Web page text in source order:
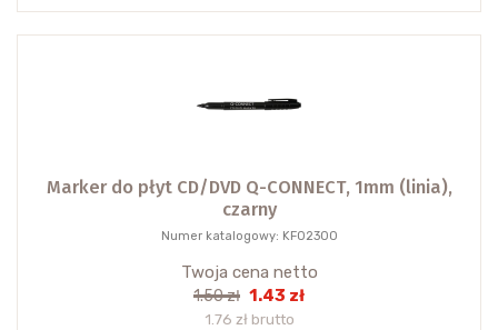
Marker do płyt CD/DVD Q-CONNECT, 1mm (linia),
czarny
Numer katalogowy: KF02300
Twoja cena netto
1.50 zł 1.43 zł
1.76 zł brutto